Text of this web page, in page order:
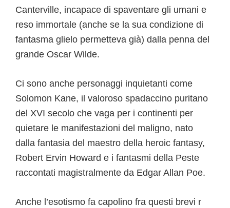
Canterville, incapace di spaventare gli umani e
reso immortale (anche se la sua condizione di
fantasma glielo permetteva già) dalla penna del
grande Oscar Wilde.
Ci sono anche personaggi inquietanti come
Solomon Kane, il valoroso spadaccino puritano
del XVI secolo che vaga per i continenti per
quietare le manifestazioni del maligno, nato
dalla fantasia del maestro della heroic fantasy,
Robert Ervin Howard e i fantasmi della Peste
raccontati magistralmente da Edgar Allan Poe.
Anche l’esotismo fa capolino fra questi brevi r